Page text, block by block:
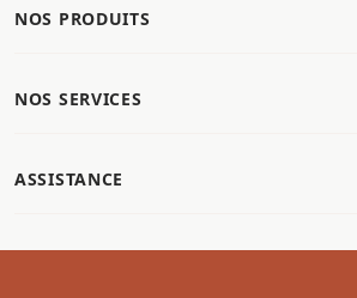
NOS PRODUITS
NOS SERVICES
ASSISTANCE